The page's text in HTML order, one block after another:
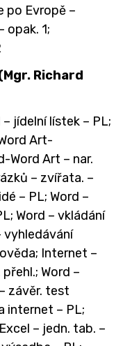
po Evropě –
opak. 1;
Richard
jídelní lístek – PL;
Art-
Word Art – nar.
– zvířata. –
– PL; Word –
Word – vkládání
vyhledávání
Internet –
Word –
závěr. test
internet – PL;
– jedn. tab. –